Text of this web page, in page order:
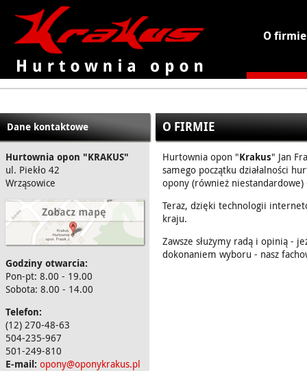
KRAKUS - hurtownia opon
O firmie
Dane kontaktowe
Hurtownia opon "KRAKUS"
ul. Piekło 42
Wrząsowice
Godziny otwarcia:
Pon-pt: 8.00 - 19.00
Sobota: 8.00 - 14.00
Telefon:
(12) 270-48-63
504-235-967
501-249-810
E-mail: opony@oponykrakus.pl
O FIRMIE
Hurtownia opon "Krakus" Jan
samego początku działalności
opony (również niestandardowe)
Teraz, dzięki technologii
kraju.
Zawsze służymy radą i opinią -
dokonaniem wyboru - nasz